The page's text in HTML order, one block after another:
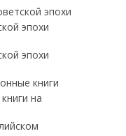
эпохи
эпохи
эпохи
книги
на